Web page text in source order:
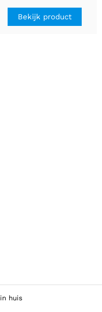
Bekijk product
in huis